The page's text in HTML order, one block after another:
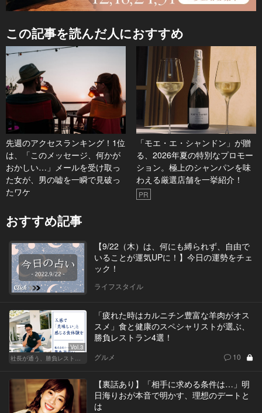
この記事を読んだ人におすすめ
先週のアクセスランキング！1位
は、「このメッセージ、何かが
おかしい…」メールを受け取っ
た女が、男の嘘を一瞬で見破っ
たワケ
「モエ・エ・シャンドン」が贈
る、2026年夏の特別なプロモー
ション。極上のシャンパンを味
わえる厳選店舗を一挙紹介！
PR
おすすめ記事
【9/22（木）は、何にも縛られず、自由で
いることが運気UPに！】今日の運勢をチェ
ック！
ライフスタイル
Vol.3
社長が通う、勝負レストラン
「疲れた時はカルニチン豊富な羊肉がオス
スメ」食と健康のスペシャリストが選ぶ、
勝負レストラン4選！
グルメ 10
【裏話あり】「相手に求める条件は…」明
日海りおが本音で明かす、理想のデートと
は